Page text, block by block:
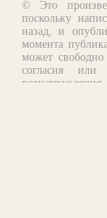
© Это
поскольку
назад, и
момента
может
согласия
вознаграждения.